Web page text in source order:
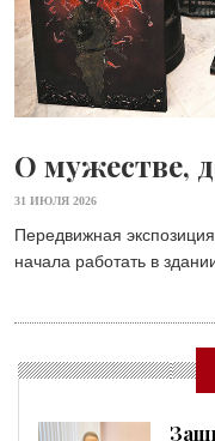
О мужестве,
31 ИЮЛЯ 2026
Передвижная
начала работать в